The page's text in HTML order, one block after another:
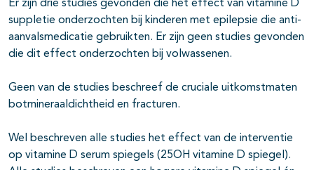
Er zijn drie studies gevonden die het effect van vitamine D
suppletie onderzochten bij kinderen met epilepsie die anti-
aanvalsmedicatie gebruikten. Er zijn geen studies gevonden
die dit effect onderzochten bij volwassenen.
Geen van de studies beschreef de cruciale uitkomstmaten
botmineraaldichtheid en fracturen.
Wel beschreven alle studies het effect van de interventie
op vitamine D serum spiegels (25OH vitamine D spiegel).